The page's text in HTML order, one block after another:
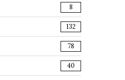
8
132
78
40